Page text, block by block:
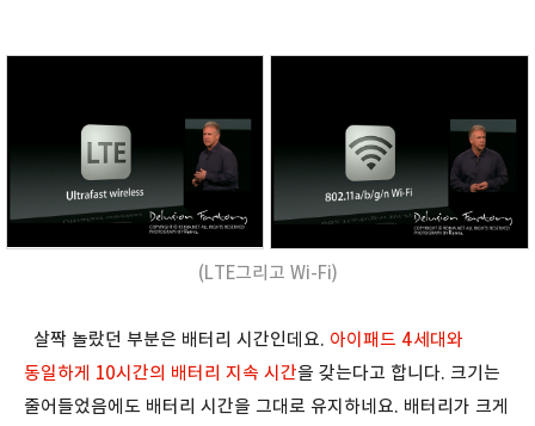
(LTE그리고 Wi-Fi)
살짝 놀랐던 부분은 배터리 시간인데요. 아이패드 4세대와
동일하게 10시간의 배터리 지속 시간을 갖는다고 합니다. 크기는
줄어들었음에도 배터리 시간을 그대로 유지하네요. 배터리가 크게